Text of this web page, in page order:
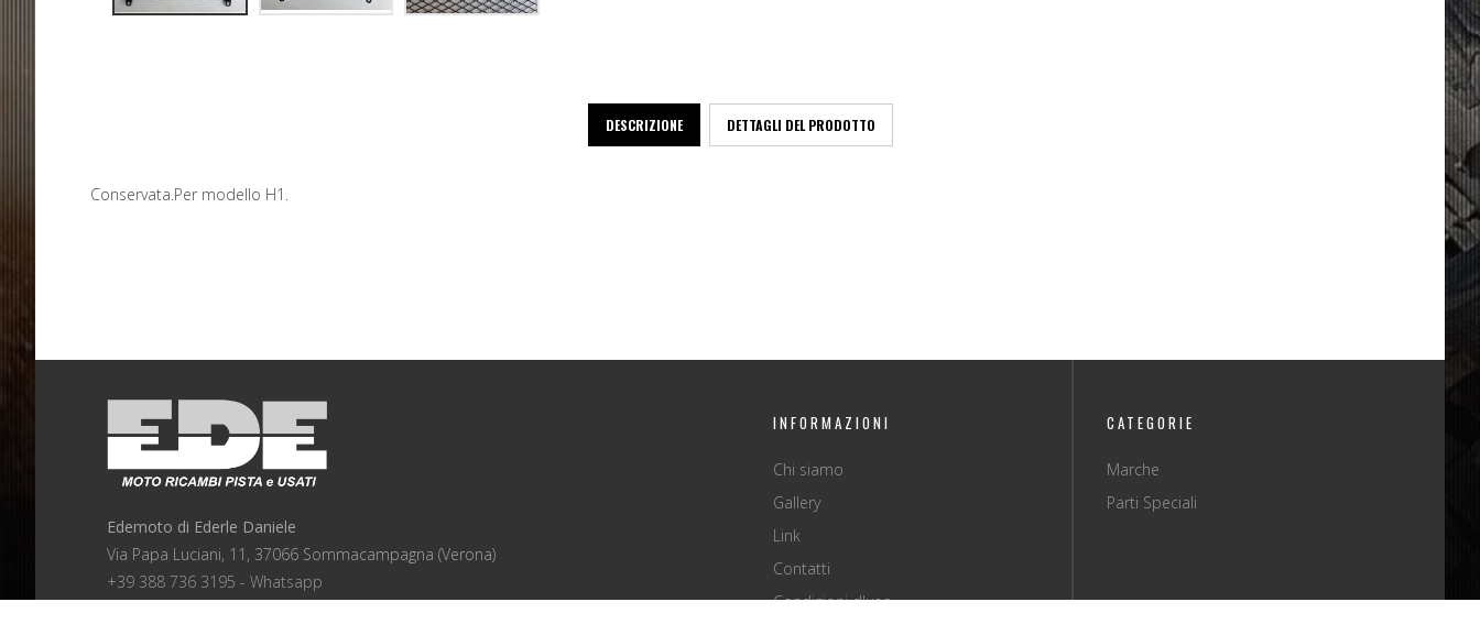
DESCRIZIONE DETTAGLI DEL PRODOTTO
Conservata.Per modello H1.
Edemoto di Ederle Daniele
Via Papa Luciani, 11, 37066 Sommacampagna (Verona)
+39 388 736 3195 - Whatsapp
INFORMAZIONI
Chi siamo
Gallery
Link
Contatti
Condizioni d'uso
CATEGORIE
Marche
Parti Speciali